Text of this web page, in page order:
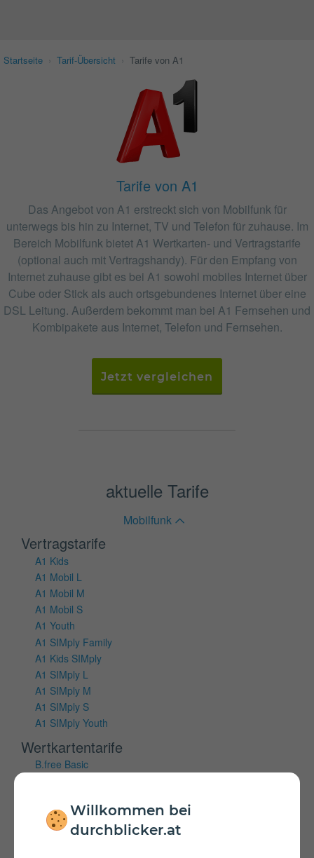
Willkommen bei
durchblicker.at
Startseite Tarif-Übersicht Tarife von A1
Tarife von A1
Das Angebot von A1 erstreckt sich von Mobilfunk für
unterwegs bis hin zu Internet, TV und Telefon für zuhause. Im
Bereich Mobilfunk bietet A1 Wertkarten- und Vertragstarife
(optional auch mit Vertragshandy). Für den Empfang von
Internet zuhause gibt es bei A1 sowohl mobiles Internet über
Cube oder Stick als auch ortsgebundenes Internet über eine
DSL Leitung. Außerdem bekommt man bei A1 Fernsehen und
Kombipakete aus Internet, Telefon und Fernsehen.
Jetzt vergleichen
aktuelle Tarife
Mobilfunk
Vertragstarife
A1 Kids
A1 Mobil L
A1 Mobil M
A1 Mobil S
A1 Youth
A1 SIMply Family
A1 Kids SIMply
A1 SIMply L
A1 SIMply M
A1 SIMply S
A1 SIMply Youth
Wertkartentarife
B.free Basic
B.free S Wertkarte